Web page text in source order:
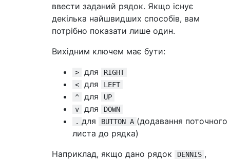
ввести заданий рядок. Якщо існує
декілька найшвидших способів, вам
потрібно показати лише один.
Вихідним ключем має бути:
> для
RIGHT
<
для
LEFT
^
для
UP
v
для
DOWN
. для BUTTON A (додавання поточного
листа до рядка)
Наприклад, якщо дано рядок
DENNIS ,